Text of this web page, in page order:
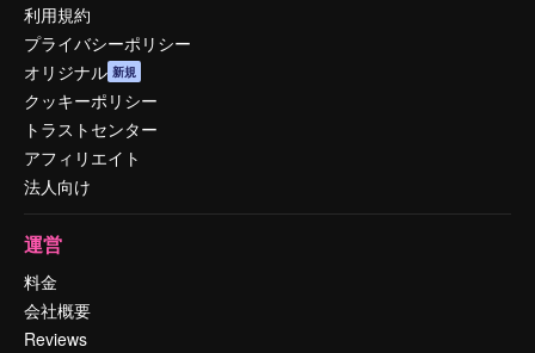
利用規約
プライバシーポリシー
オリジナル 新規
クッキーポリシー
トラストセンター
アフィリエイト
法人向け
運営
料金
会社概要
Reviews